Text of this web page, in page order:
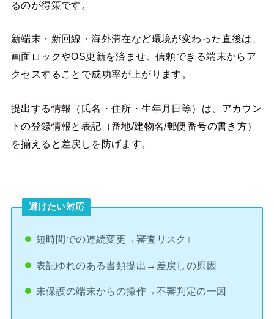
るのが得策です。
新端末・新回線・海外滞在など環境が変わった直後は、
画面ロックやOS更新を済ませ、信頼できる端末からア
クセスすることで成功率が上がります。
提出する情報（氏名・住所・生年月日等）は、アカウン
トの登録情報と表記（番地/建物名/郵便番号の書き方）
を揃えると差戻しを防げます。
避けたい対応
短時間での連続変更→審査リスク↑
表記ゆれのある書類提出→差戻しの原因
未保護の端末からの操作→不審判定の一因